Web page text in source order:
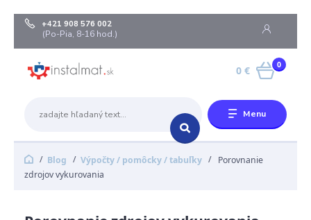
Menu
+421 908 576 002
(Po-Pia, 8-16 hod.)
0
0 €
Blog Výpočty / pomôcky / tabuľky
Porovnanie
zdrojov vykurovania